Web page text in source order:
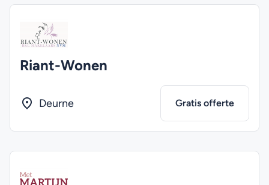
Riant-Wonen
Deurne Gratis offerte